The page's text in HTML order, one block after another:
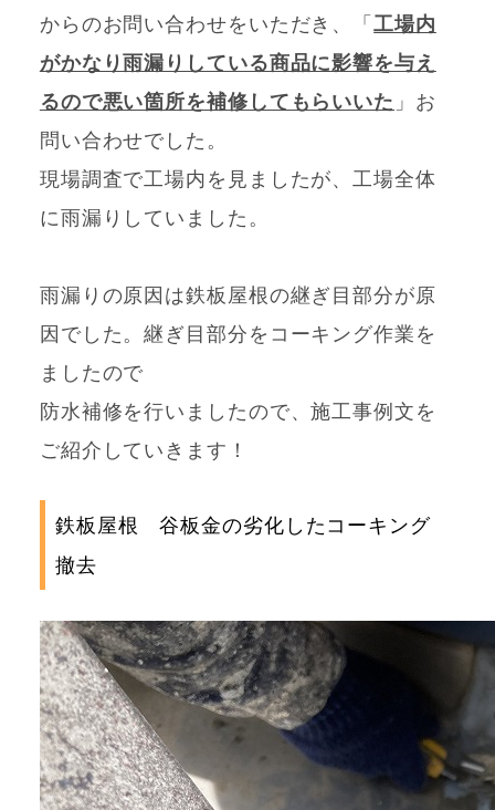
からのお問い合わせをいただき、「工場内
がかなり雨漏りしている商品に影響を与え
るので悪い箇所を補修してもらいいた 」お
問い合わせでした。
現場調査で工場内を見ましたが、工場全体
に雨漏りしていました。
雨漏りの原因は鉄板屋根の継ぎ目部分が原
因でした。継ぎ目部分をコーキング作業を
ましたので
防水補修を行いましたので、施工事例文を
ご紹介していきます！
鉄板屋根 谷板金の劣化したコーキング
撤去